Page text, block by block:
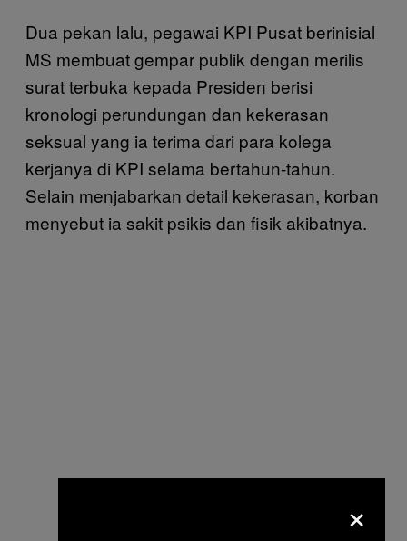
Dua pekan lalu, pegawai KPI Pusat berinisial
MS membuat gempar publik dengan merilis
surat terbuka kepada Presiden berisi
kronologi perundungan dan kekerasan
seksual yang ia terima dari para kolega
kerjanya di KPI selama bertahun-tahun.
Selain menjabarkan detail kekerasan, korban
menyebut ia sakit psikis dan fisik akibatnya.
×